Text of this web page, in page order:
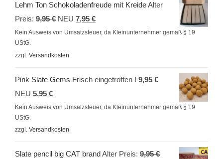
Lehm Ton Schokoladenfreude mit KreideAlter
Preis: 9,95€ Ursprünglicher
Preis
9,95 €
NEU 7,95 €Aktueller
Preis
Kein Ausweis von Umsatzsteuer, da Kleinunternehmer gemäß § 19
UStG.
zzgl. Versandkosten
Pink Slate Gems Frisch eingetroffen ! 9,95€Ursprünglicher
war:
NEU 5,95 €Aktueller
Preis
Kein Ausweis von Umsatzsteuer, da Kleinunternehmer gemäß § 19
UStG.
zzgl. Versandkosten
Slate pencil big CAT brandAlter Preis: 9,95€Ursprünglicher